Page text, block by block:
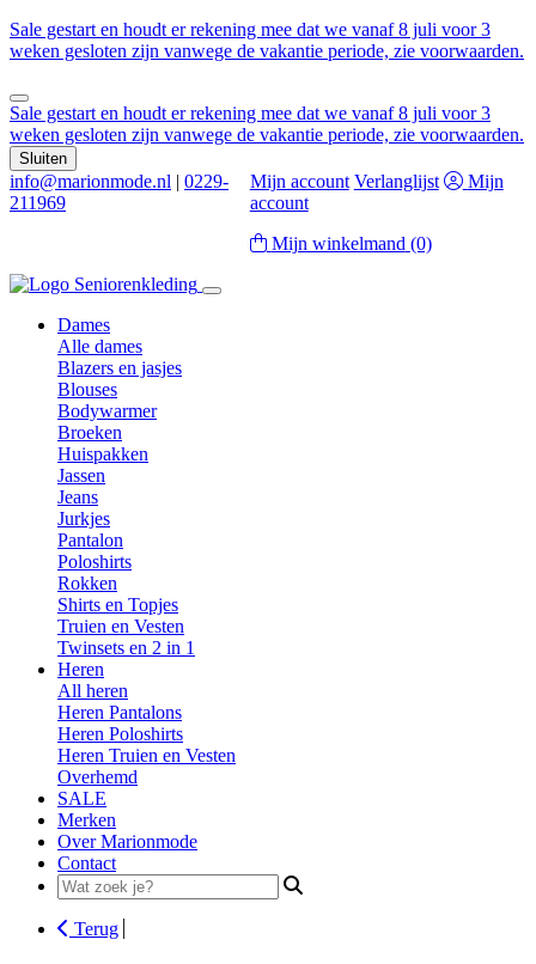
Sale gestart en houdt er rekening mee dat we vanaf 8 juli voor 3
weken gesloten zijn vanwege de vakantie periode, zie voorwaarden.
Sale gestart en houdt er rekening mee dat we vanaf 8 juli voor 3
weken gesloten zijn vanwege de vakantie periode, zie voorwaarden.
Sluiten
info@marionmode.nl | 0229-
211969
Mijn account Verlanglijst
Mijn
account
Mijn winkelmand (0)
Dames
Alle dames
Blazers en jasjes
Blouses
Bodywarmer
Broeken
Huispakken
Jassen
Jeans
Jurkjes
Pantalon
Poloshirts
Rokken
Shirts en Topjes
Truien en Vesten
Twinsets en 2 in 1
Heren
All heren
Heren Pantalons
Heren Poloshirts
Heren Truien en Vesten
Overhemd
SALE
Merken
Over Marionmode
Contact
Search
for:
Terug